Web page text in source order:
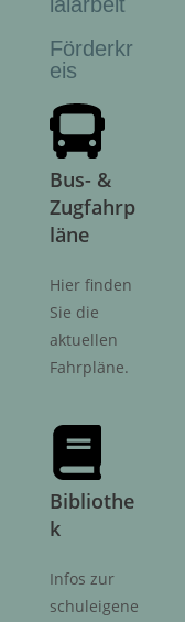
Förderkr
eis
Bus- &
Zugfahrp
läne
Hier finden
Sie die
aktuellen
Fahrpläne.
Bibliothe
k
Infos zur
schuleigene